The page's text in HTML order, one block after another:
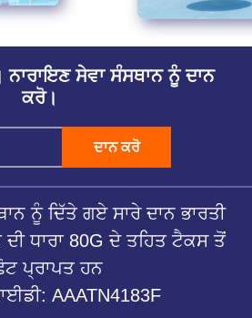
ਸੇਵਾ ਸੰਸਥਾਨ ਨੂੰ ਦਾਨ
ਕਰੋ।
ਦਾਨ ਕਰੋ
ਨੂੰ ਦਿੱਤੇ ਗਏ ਸਾਰੇ ਦਾਨ ਭਾਰਤੀ
ਧਾਰਾ 80G ਦੇ ਤਹਿਤ ਟੈਕਸ ਤੋਂ
ਪ੍ਰਾਪਤ ਹਨ
AAATN4183F